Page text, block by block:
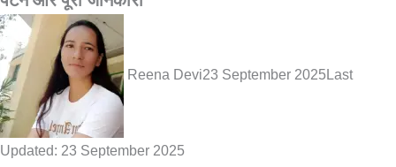
Reena Devi23 September 2025 Last
Updated: 23 September 2025